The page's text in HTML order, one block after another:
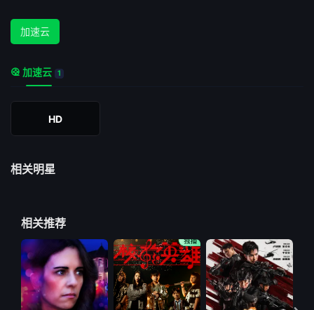
加速云
加速云 1
HD
相关明星
相关推荐